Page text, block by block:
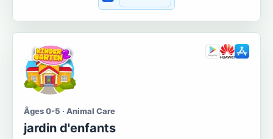
Âges 0-5 · Animal Care
jardin d'enfants